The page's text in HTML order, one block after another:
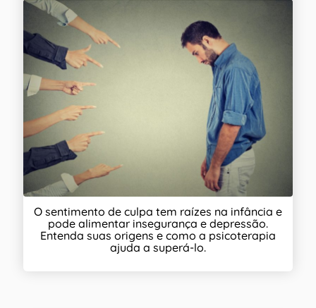
O sentimento de culpa tem raízes na infância e
pode alimentar insegurança e depressão.
Entenda suas origens e como a psicoterapia
ajuda a superá-lo.